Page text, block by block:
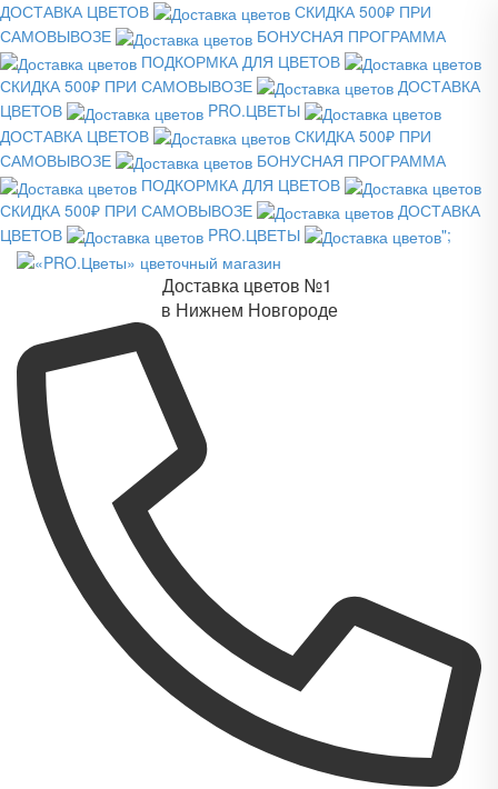
ДОСТАВКА ЦВЕТОВ
СКИДКА 500₽ ПРИ
САМОВЫВОЗЕ
БОНУСНАЯ ПРОГРАММА
ПОДКОРМКА ДЛЯ ЦВЕТОВ
СКИДКА 500₽ ПРИ САМОВЫВОЗЕ
ДОСТАВКА
ЦВЕТОВ
PRO.ЦВЕТЫ
ДОСТАВКА ЦВЕТОВ
СКИДКА 500₽ ПРИ
САМОВЫВОЗЕ
БОНУСНАЯ ПРОГРАММА
ПОДКОРМКА ДЛЯ ЦВЕТОВ
СКИДКА 500₽ ПРИ САМОВЫВОЗЕ
ДОСТАВКА
ЦВЕТОВ
PRO.ЦВЕТЫ ";
Доставка цветов №1
в Нижнем Новгороде